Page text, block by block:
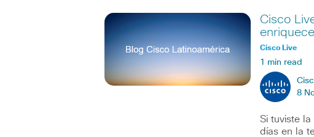
Cisco
Cisco Live
1 min read
8
Si tuviste
días en la